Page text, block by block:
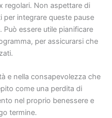
regolari. Non aspettare di
per integrare queste pause
Può essere utile pianificare
per assicurarsi che
e nella consapevolezza che
come una perdita di
nel proprio benessere e
termine.